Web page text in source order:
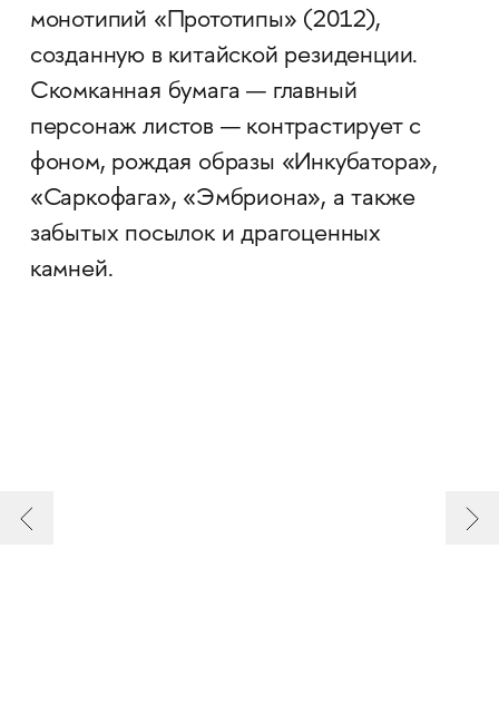
монотипий «Прототипы» (2012),
созданную в китайской резиденции.
Скомканная бумага — главный
персонаж листов — контрастирует с
фоном, рождая образы «Инкубатора»,
«Саркофага», «Эмбриона», а также
забытых посылок и драгоценных
камней.